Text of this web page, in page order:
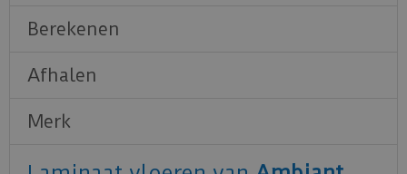
Berekenen
Afhalen
Merk